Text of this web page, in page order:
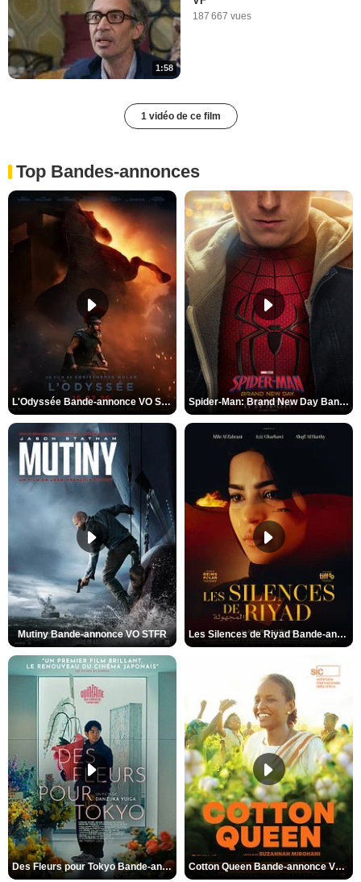
1:58
187 667 vues
1 vidéo de ce film
Top Bandes-annonces
L'Odyssée Bande-annonce VO STFR Spider-Man: Brand New Day Bande-annonce VO STFR
Mutiny Bande-annonce VO STFR Les Silences de Riyad Bande-annonce VO STFR
Des Fleurs pour Tokyo Bande-annonce VO STFR Cotton Queen Bande-annonce VO STFR